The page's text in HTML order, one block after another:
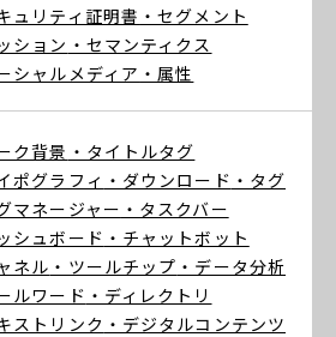
ュリティ証明書 ・セグメント
ション ・セマンティクス
シャルメディア ・属性
ク背景 ・タイトルタグ
ポグラフィ ・ダウンロード ・タグ
マネージャー ・タスクバー
シュボード ・チャットボット
ネル ・ツールチップ ・データ分析
ルワード ・ディレクトリ
ストリンク ・デジタルコンテンツ